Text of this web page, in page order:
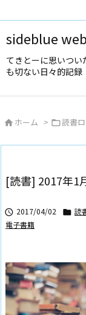
sideblue
てきとーに思いつい
も切ない日々的記録
 ホーム > 読書
[読書] 2017年1
 2017/04/02  読
電子書籍